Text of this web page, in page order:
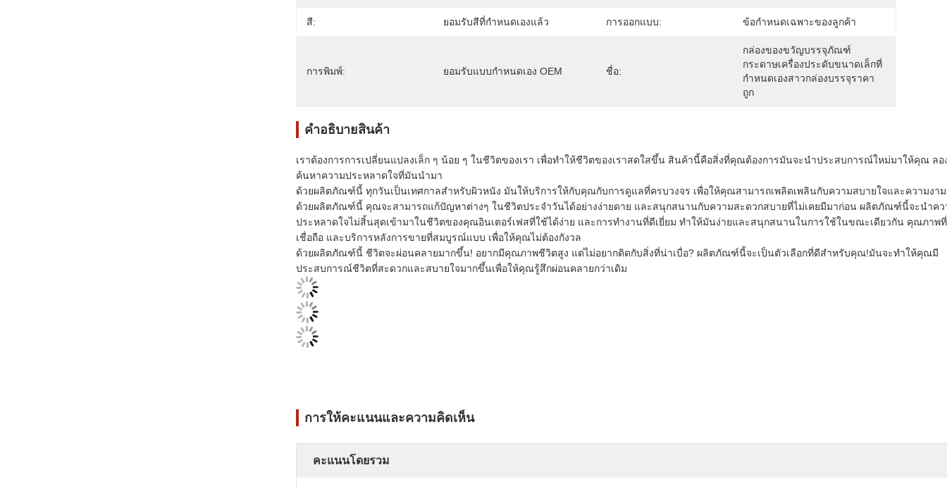
สี: ยอมรับสีที่กำหนดเองแล้ว การออกแบบ: ข้อกำหนดเฉพาะของลูกค้า
การพิมพ์: ยอมรับแบบกำหนดเอง OEM ชื่อ:
กล่องของขวัญบรรจุภัณฑ์
กระดาษเครื่องประดับขนาดเล็กที่
กำหนดเองสาวกล่องบรรจุราคา
ถูก
คําอธิบายสินค้า
เราต้องการการเปลี่ยนแปลงเล็ก ๆ น้อย ๆ ในชีวิตของเรา เพื่อทําให้ชีวิตของเราสดใสขึ้น สินค้านี้คือสิ่งที่คุณต้องการมันจะนําประสบการณ์ใหม่มาให้คุณ ลอ
ค้นหาความประหลาดใจที่มันนํามา
ด้วยผลิตภัณฑ์นี้ ทุกวันเป็นเทศกาลสําหรับผิวหนัง มันให้บริการให้กับคุณกับการดูแลที่ครบวงจร เพื่อให้คุณสามารถเพลิดเพลินกับความสบายใจและความงาม
ด้วยผลิตภัณฑ์นี้ คุณจะสามารถแก้ปัญหาต่างๆ ในชีวิตประจําวันได้อย่างง่ายดาย และสนุกสนานกับความสะดวกสบายที่ไม่เคยมีมาก่อน ผลิตภัณฑ์นี้จะนําคว
ประหลาดใจไม่สิ้นสุดเข้ามาในชีวิตของคุณอินเตอร์เฟสที่ใช้ได้ง่าย และการทํางานที่ดีเยี่ยม ทําให้มันง่ายและสนุกสนานในการใช้ในขณะเดียวกัน คุณภาพ
เชื่อถือ และบริการหลังการขายที่สมบูรณ์แบบ เพื่อให้คุณไม่ต้องกังวล
ด้วยผลิตภัณฑ์นี้ ชีวิตจะผ่อนคลายมากขึ้น! อยากมีคุณภาพชีวิตสูง แต่ไม่อยากติดกับสิ่งที่น่าเบื่อ? ผลิตภัณฑ์นี้จะเป็นตัวเลือกที่ดีสําหรับคุณ!มันจะทําให้คุณมี
ประสบการณ์ชีวิตที่สะดวกและสบายใจมากขึ้นเพื่อให้คุณรู้สึกผ่อนคลายกว่าเดิม
การให้คะแนนและความคิดเห็น
คะแนนโดยรวม